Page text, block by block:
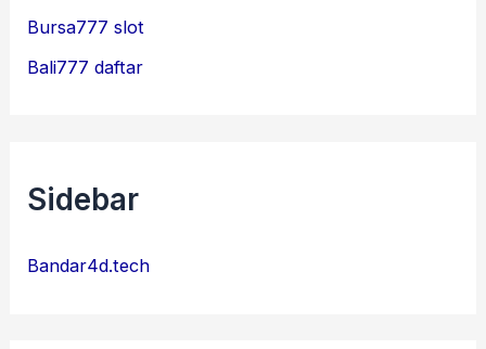
Bursa777 slot
Bali777 daftar
Sidebar
Bandar4d.tech